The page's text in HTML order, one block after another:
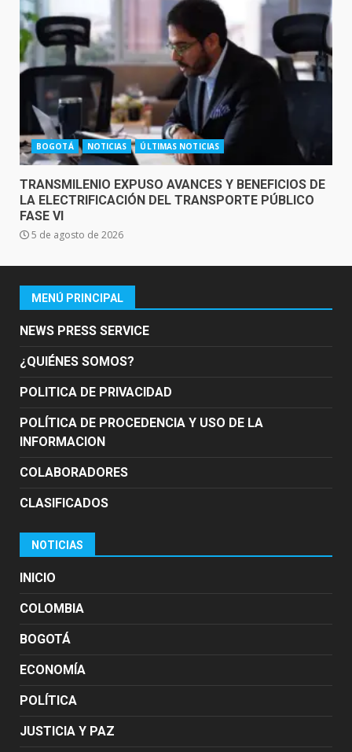
BOGOTÁ NOTICIAS ÚLTIMAS NOTICIAS
TRANSMILENIO EXPUSO AVANCES Y BENEFICIOS DE
LA ELECTRIFICACIÓN DEL TRANSPORTE PÚBLICO
FASE VI
5 de agosto de 2026
MENÚ PRINCIPAL
NEWS PRESS SERVICE
¿QUIÉNES SOMOS?
POLITICA DE PRIVACIDAD
POLÍTICA DE PROCEDENCIA Y USO DE LA
INFORMACION
COLABORADORES
CLASIFICADOS
NOTICIAS
INICIO
COLOMBIA
BOGOTÁ
ECONOMÍA
POLÍTICA
JUSTICIA Y PAZ